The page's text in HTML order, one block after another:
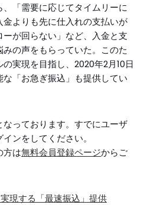
「需要に応じてタイムリーに
よりも先に仕入れの支払いが
が回らない」など、入金と支
の声をもらっていた。このた
実現を目指し、2020年2月10日
「お急ぎ振込」も提供してい
っております。すでにユーザ
ンをしてください。
方は無料会員登録ページからご
現する「最速振込」提供